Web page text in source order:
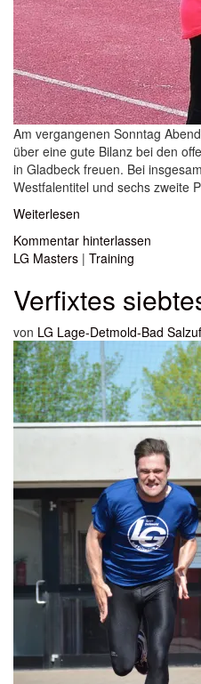
Am vergangenen Sonntag
über eine gute Bilanz bei den
in Gladbeck freuen. Bei
Westfalentitel und sechs zweite
Weiterlesen
Kommentar hinterlassen
LG Masters | Training
Verfixtes
von LG Lage-Detmold-Bad